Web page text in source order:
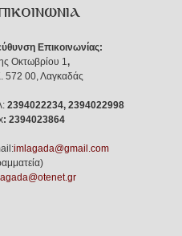
Επικοινωνίας:
Οκτωβρίου 1,
572 00, Λαγκαδάς
2394022234, 2394022998
: 2394023864
imlagada@gmail.com